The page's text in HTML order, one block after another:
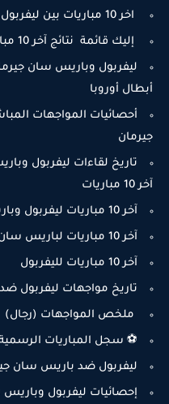
اخر 10 مباريات بين ليفربول وباريس
إليك قائمة نتائج آخر 10 مباريات بين الفريقين:
أبطال أوروبا
أحصائيات المواجهات
جيرمان
تاريخ لقاءات ليفربول
آخر 10 مباريات
آخر 10 مباريات ليفربول وباريس سان جيرمان
آخر 10 مباريات لباريس سان جيرمان
آخر 10 مباريات لليفربول
تاريخ مواجهات ليفربول ضد PSG
ملخص المواجهات (رجال)
⚽ سجل المباريات الرسمية
ليفربول ضد باريس سان
إحصائيات ليفربول وباريس